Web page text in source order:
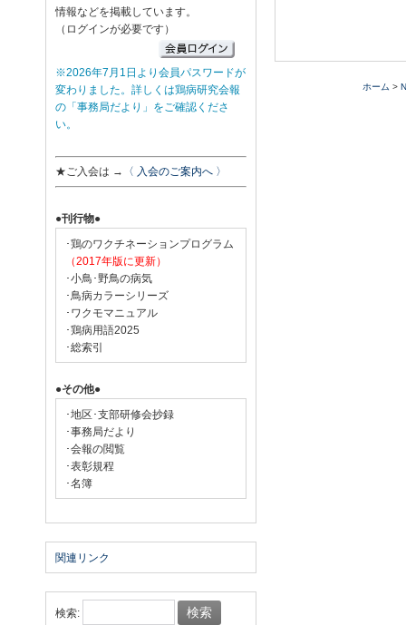
ホーム >
情報などを掲載しています。
（ログインが必要です）
※2026年7月1日より会員パスワードが
変わりました。詳しくは鶏病研究会報
の「事務局だより」をご確認くださ
い。
★ご入会は → 〈 入会のご案内へ 〉
●刊行物●
･鶏のワクチネーションプログラム
（2017年版に更新）
･小鳥･野鳥の病気
･鳥病カラーシリーズ
･ワクモマニュアル
･鶏病用語2025
･総索引
●その他●
･地区･支部研修会抄録
･事務局だより
･会報の閲覧
･表彰規程
･名簿
関連リンク
検索: